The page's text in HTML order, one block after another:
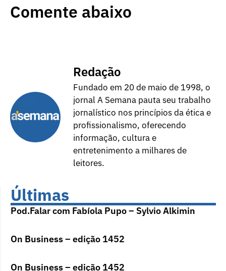
Comente abaixo
Redação
Fundado em 20 de maio de 1998, o
jornal A Semana pauta seu trabalho
jornalístico nos princípios da ética e
profissionalismo, oferecendo
informação, cultura e
entretenimento a milhares de
leitores.
Últimas
Pod.Falar com Fabíola Pupo – Sylvio Alkimin
On Business – edição 1452
On Business – edição 1452